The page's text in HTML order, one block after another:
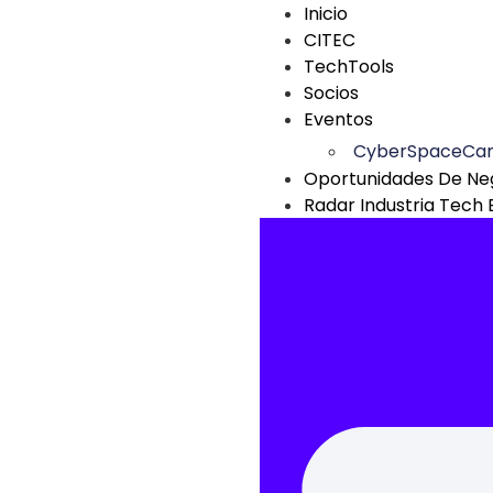
Inicio
CITEC
TechTools
Socios
Eventos
Oportunidades De
Radar Industria Tech